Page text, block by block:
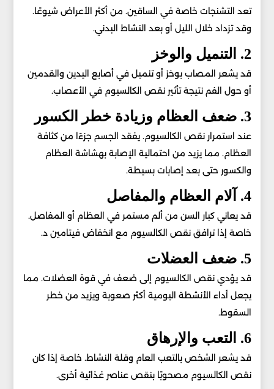
تعد التشنجات خاصة في الساقين. من أكثر الأعراض شيوعًا.
وقد تزداد خلال الليل أو بعد النشاط البدني.
2. التنميل والوخز
قد يشعر المصاب بوخز أو تنميل في أصابع اليدين والقدمين
أو حول الفم نتيجة تأثير نقص الكالسيوم في الأعصاب.
3. ضعف العظام وزيادة خطر الكسور
عند استمرار نقص الكالسيوم. يفقد الجسم جزءًا من كثافة
العظام. مما يزيد من احتمالية الإصابة بهشاشة العظام
والكسور حتى بعد إصابات بسيطة.
4. آلام العظام والمفاصل
قد يعاني كبار السن من ألم مستمر في العظام أو المفاصل.
خاصة إذا ترافق نقص الكالسيوم مع انخفاض فيتامين د.
5. ضعف العضلات
قد يؤدي نقص الكالسيوم إلى ضعف في قوة العضلات. مما
يجعل أداء الأنشطة اليومية أكثر صعوبة ويزيد من خطر
السقوط.
6. التعب والإرهاق
قد يشعر الشخص بالتعب العام وقلة النشاط. خاصة إذا كان
نقص الكالسيوم مصحوبًا بنقص عناصر غذائية أخرى.